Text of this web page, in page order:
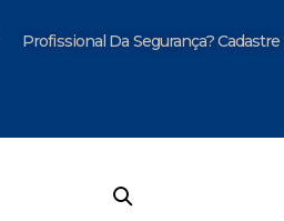
Profissional Da Segurança? Cadastre
Equipamentos